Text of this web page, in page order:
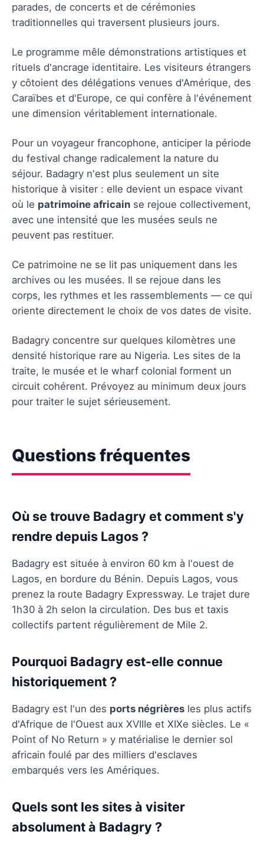
parades, de concerts et de cérémonies
traditionnelles qui traversent plusieurs jours.
Le programme mêle démonstrations artistiques et
rituels d'ancrage identitaire. Les visiteurs étrangers
y côtoient des délégations venues d'Amérique, des
Caraïbes et d'Europe, ce qui confère à l'événement
une dimension véritablement internationale.
Pour un voyageur francophone, anticiper la période
du festival change radicalement la nature du
séjour. Badagry n'est plus seulement un site
historique à visiter : elle devient un espace vivant
où le patrimoine africain se rejoue collectivement,
avec une intensité que les musées seuls ne
peuvent pas restituer.
Ce patrimoine ne se lit pas uniquement dans les
archives ou les musées. Il se rejoue dans les
corps, les rythmes et les rassemblements — ce qui
oriente directement le choix de vos dates de visite.
Badagry concentre sur quelques kilomètres une
densité historique rare au Nigeria. Les sites de la
traite, le musée et le wharf colonial forment un
circuit cohérent. Prévoyez au minimum deux jours
pour traiter le sujet sérieusement.
Questions fréquentes
Où se trouve Badagry et comment s'y
rendre depuis Lagos ?
Badagry est située à environ 60 km à l'ouest de
Lagos, en bordure du Bénin. Depuis Lagos, vous
prenez la route Badagry Expressway. Le trajet dure
1h30 à 2h selon la circulation. Des bus et taxis
collectifs partent régulièrement de Mile 2.
Pourquoi Badagry est-elle connue
historiquement ?
Badagry est l'un des ports négrières les plus actifs
d'Afrique de l'Ouest aux XVIIIe et XIXe siècles. Le «
Point of No Return » y matérialise le dernier sol
africain foulé par des milliers d'esclaves
embarqués vers les Amériques.
Quels sont les sites à visiter
absolument à Badagry ?